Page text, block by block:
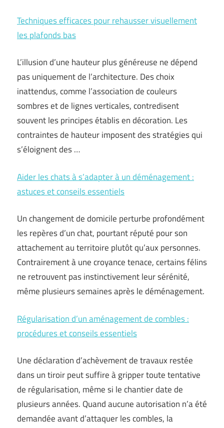
Techniques efficaces pour rehausser visuellement
les plafonds bas
L’illusion d’une hauteur plus généreuse ne dépend
pas uniquement de l’architecture. Des choix
inattendus, comme l’association de couleurs
sombres et de lignes verticales, contredisent
souvent les principes établis en décoration. Les
contraintes de hauteur imposent des stratégies qui
s’éloignent des …
Aider les chats à s’adapter à un déménagement :
astuces et conseils essentiels
Un changement de domicile perturbe profondément
les repères d’un chat, pourtant réputé pour son
attachement au territoire plutôt qu’aux personnes.
Contrairement à une croyance tenace, certains félins
ne retrouvent pas instinctivement leur sérénité,
même plusieurs semaines après le déménagement.
Régularisation d’un aménagement de combles :
procédures et conseils essentiels
Une déclaration d’achèvement de travaux restée
dans un tiroir peut suffire à gripper toute tentative
de régularisation, même si le chantier date de
plusieurs années. Quand aucune autorisation n’a été
demandée avant d’attaquer les combles, la